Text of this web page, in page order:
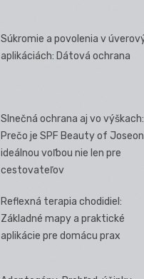
Súkromie a povolenia v
aplikáciách: Dátová ochrana
Slnečná ochrana aj vo výškach:
Prečo je SPF Beauty of Joseon
ideálnou voľbou nie len pre
cestovateľov
Reflexná terapia chodidiel:
Základné mapy a praktické
aplikácie pre domácu prax